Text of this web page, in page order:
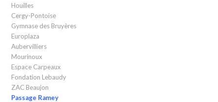
Houilles
Cergy-Pontoise
Gymnase des Bruyères
Europlaza
Aubervilliers
Mourinoux
Espace Carpeaux
Fondation Lebaudy
ZAC Beaujon
Passage Ramey